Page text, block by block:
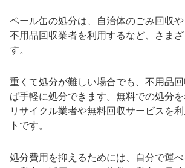
ペール缶の処分は、自治体のごみ回収や
不用品回収業者を利用するなど、さま
す。
重くて処分が難しい場合でも、不用品
ば手軽に処分できます。無料での処分を
リサイクル業者や無料回収サービスを
トです。
処分費用を抑えるためには、自分で運